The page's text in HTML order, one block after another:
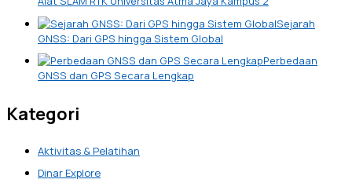
Sejarah
GNSS: Dari GPS hingga Sistem Global
Perbedaan
GNSS dan GPS Secara Lengkap
Kategori
Aktivitas & Pelatihan
Dinar Explore